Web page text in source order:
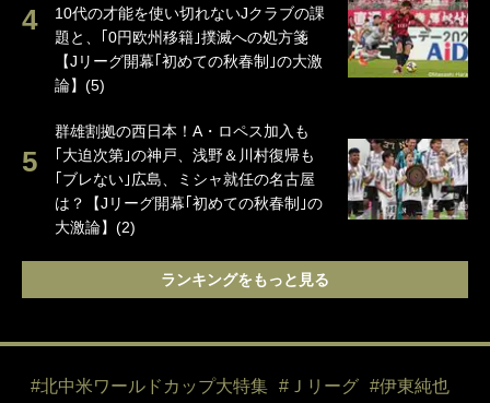
10代の才能を使い切れないJクラブの課
題と、｢0円欧州移籍｣撲滅への処方箋
【Jリーグ開幕｢初めての秋春制｣の大激
論】(5)
群雄割拠の西日本！A・ロペス加入も
｢大迫次第｣の神戸、浅野＆川村復帰も
｢ブレない｣広島、ミシャ就任の名古屋
は？【Jリーグ開幕｢初めての秋春制｣の
大激論】(2)
ランキングをもっと見る
#北中米ワールドカップ大特集 #Ｊリーグ
#伊東純也